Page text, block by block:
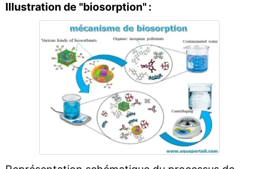
Illustration de "biosorption" :